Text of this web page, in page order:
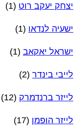
יצחק יעקב רוט (1)
ישעיה לנדאו (1)
ישראל יאקאב (1)
לייבי בינדר (2)
לייזר ברנדמרק (12)
לייזר הופמן (17)